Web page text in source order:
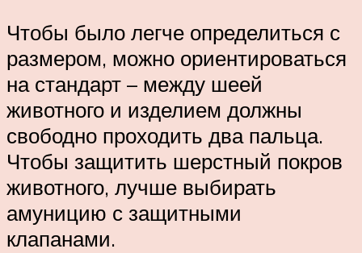
Чтобы было легче определиться с
размером, можно ориентироваться
на стандарт – между шеей
животного и изделием должны
свободно проходить два пальца.
Чтобы защитить шерстный покров
животного, лучше выбирать
амуницию с защитными
клапанами.